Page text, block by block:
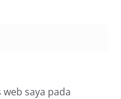
saya pada